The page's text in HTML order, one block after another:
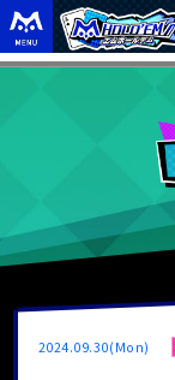
2024.09.30(Mon)